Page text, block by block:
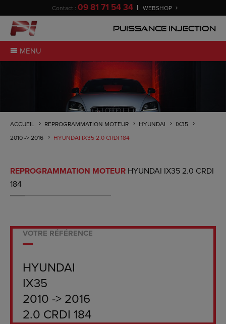
Contact : 09 81 71 54 34 WEBSHOP
Puissance Injection
MENU
ACCUEIL REPROGRAMMATION MOTEUR HYUNDAI
IX35
2010 -> 2016
HYUNDAI IX35 2.0 CRDI 184
REPROGRAMMATION MOTEUR HYUNDAI IX35 2.0 CRDI
184
VOTRE RÉFÉRENCE
HYUNDAI
IX35
2010 -> 2016
2.0 CRDI 184